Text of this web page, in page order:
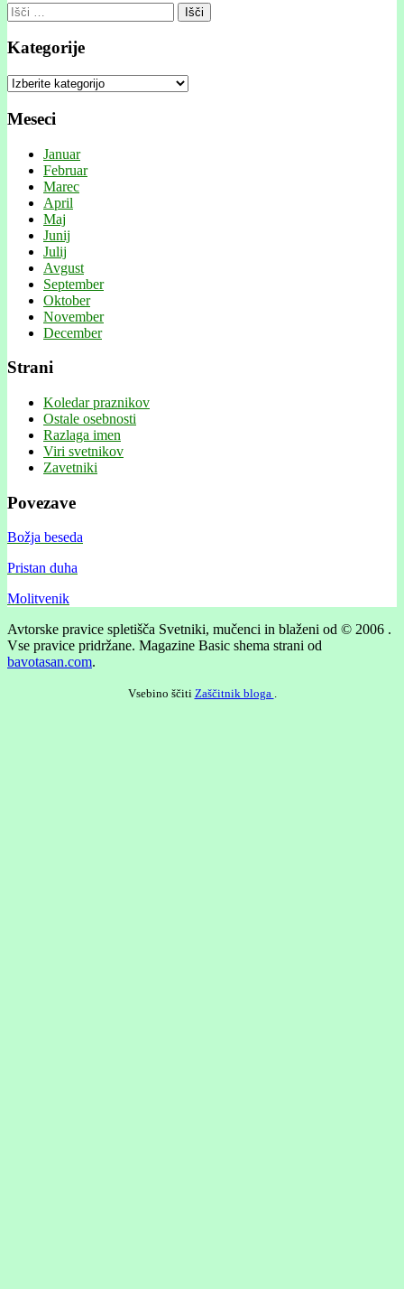
Išči:
Kategorije
Kategorije
Meseci
Januar
Februar
Marec
April
Maj
Junij
Julij
Avgust
September
Oktober
November
December
Strani
Koledar praznikov
Ostale osebnosti
Razlaga imen
Viri svetnikov
Zavetniki
Povezave
Božja beseda
Pristan duha
Molitvenik
Avtorske pravice spletišča Svetniki, mučenci in blaženi od © 2006 .
Vse pravice pridržane. Magazine Basic shema strani od
bavotasan.com.
Vsebino ščiti Zaščitnik bloga .